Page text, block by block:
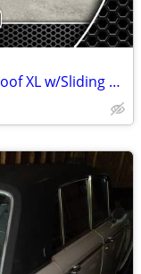
2026 Ford Transit 350 Wagon Med. Roof XL w/Sliding Pass. 148-in. WB